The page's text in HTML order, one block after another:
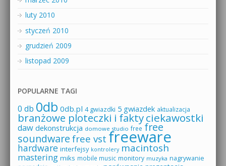
luty 2010
styczeń 2010
grudzień 2009
listopad 2009
POPULARNE TAGI
0 db 0db 0db.pl 4 gwiazdki 5 gwiazdek aktualizacja
branżowe ploteczki i faktyciekawostki
daw dekonstrukcja domowe studio free free
soundware free vst freeware
hardware interfejsy kontrolery macintosh
mastering miks mobile music monitory muzyka nagrywanie